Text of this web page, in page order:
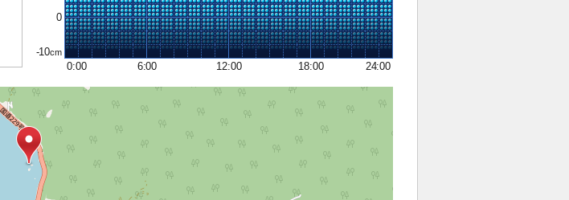
0
-10
0:00
6:00 12:00 18:00 24:00